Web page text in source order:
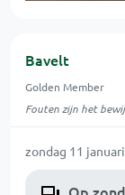
Bavelt
Golden Member
Fouten zijn het
zondag 11